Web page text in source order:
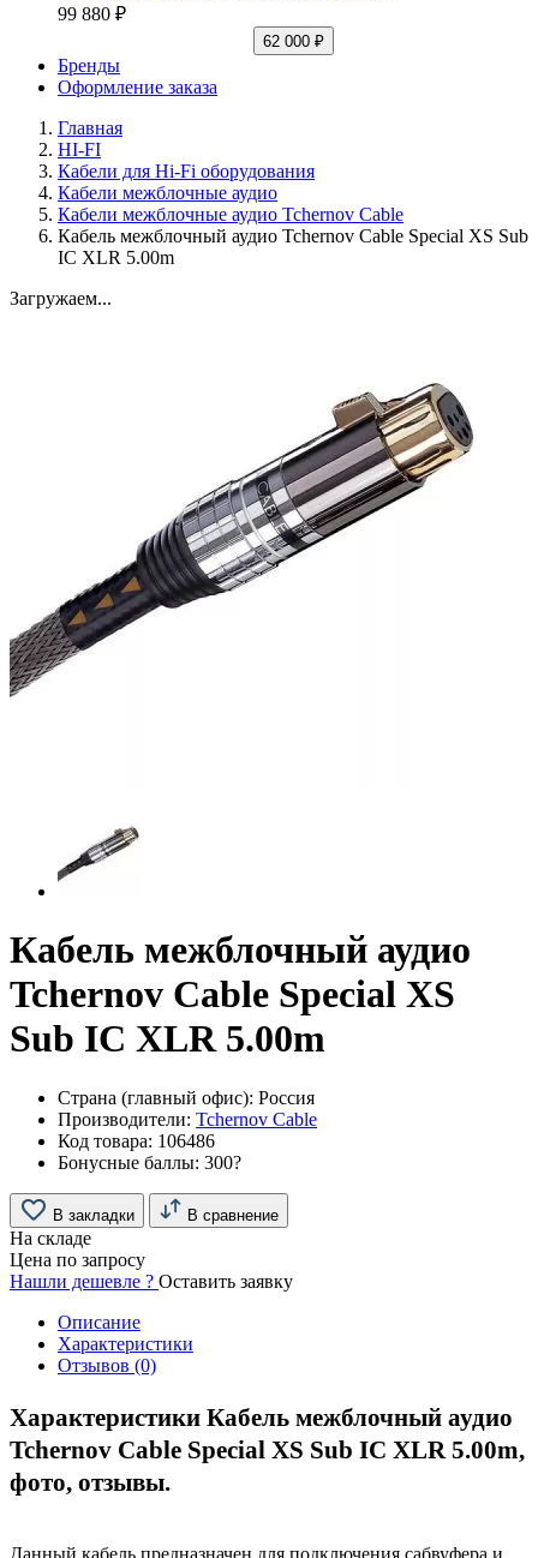
99 880 ₽
62 000 ₽
Бренды
Оформление заказа
Главная
HI-FI
Кабели для Hi-Fi оборудования
Кабели межблочные аудио
Кабели межблочные аудио Tchernov Cable
Кабель межблочный аудио Tchernov Cable Special XS Sub
IC XLR 5.00m
Загружаем...
Кабель межблочный аудио
Tchernov Cable Special XS
Sub IC XLR 5.00m
Страна (главный офис): Россия
Производители: Tchernov Cable
Код товара: 106486
Бонусные баллы: 300?
В закладки В сравнение
На складе
Цена по запросу
Нашли дешевле ? Оставить заявку
Описание
Характеристики
Отзывов (0)
Характеристики Кабель межблочный аудио
Tchernov Cable Special XS Sub IC XLR 5.00m,
фото, отзывы.
Данный кабель предназначен для подключения сабвуфера и